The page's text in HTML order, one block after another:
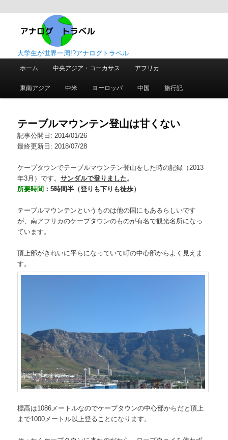
大学生が世界一周!?アナログトラベル
メ
イ
コ
テ
ツ
移
サ
ブ
ン
ン
へ
動
ホーム 中央アジア・コーカサス アフリカ
東南アジア 中米 ヨーロッパ 中国 旅行記
テーブルマウンテン登山は甘くない
記事公開日: 2014/01/26
最終更新日: 2018/07/28
ケープタウンでテーブルマウンテン登山をした時の記録（2013
年3月）です。 サンダルで登りました。
所要時間 ：5時間半（登りも下りも徒歩）
テーブルマウンテンというものは他の国にもあるらしいです
が、南アフリカのケープタウンのものが有名で観光名所になっ
ています。
頂上部がきれいに平らになっていて町の中心部からよく見えま
す。
標高は1086メートルなのでケープタウンの中心部からだと頂上
まで1000メートル以上登ることになります。